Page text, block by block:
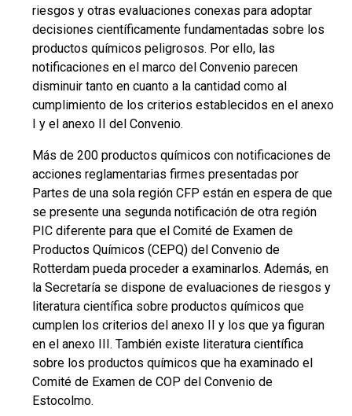
riesgos y otras evaluaciones conexas para adoptar
decisiones científicamente fundamentadas sobre los
productos químicos peligrosos. Por ello, las
notificaciones en el marco del Convenio parecen
disminuir tanto en cuanto a la cantidad como al
cumplimiento de los criterios establecidos en el anexo
I y el anexo II del Convenio.
Más de 200 productos químicos con notificaciones de
acciones reglamentarias firmes presentadas por
Partes de una sola región CFP están en espera de que
se presente una segunda notificación de otra región
PIC diferente para que el Comité de Examen de
Productos Químicos (CEPQ) del Convenio de
Rotterdam pueda proceder a examinarlos. Además, en
la Secretaría se dispone de evaluaciones de riesgos y
literatura científica sobre productos químicos que
cumplen los criterios del anexo II y los que ya figuran
en el anexo III. También existe literatura científica
sobre los productos químicos que ha examinado el
Comité de Examen de COP del Convenio de
Estocolmo.